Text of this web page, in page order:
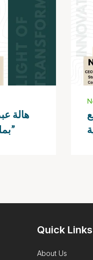
هالة
بملتقى “تواصل من أجل التنمية”
Quick Links
About Us